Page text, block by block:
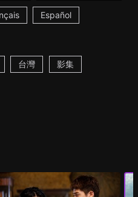
Español
台灣 影集